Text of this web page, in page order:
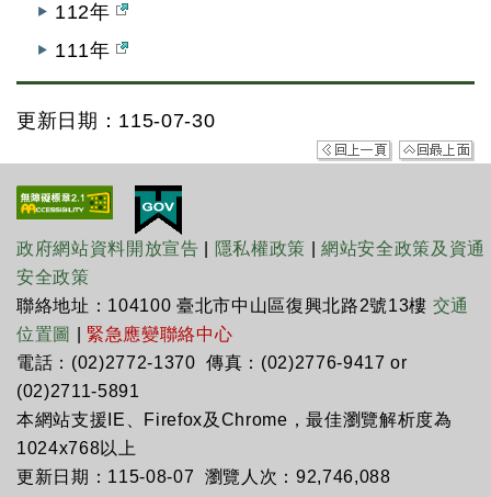
112年
111年
更新日期：115-07-30
政府網站資料開放宣告 隱私權政策 |網站安全政策及資通
安全政策
聯絡地址：104100 臺北市中山區復興北路2號13樓 交通
位置圖
緊急應變聯絡中心
電話：(02)2772-1370 傳真：(02)2776-9417 or
(02)2711-5891
本網站支援IE、Firefox及Chrome，最佳瀏覽解析度為
1024x768以上
更新日期：115-08-07 瀏覽人次：92,746,088